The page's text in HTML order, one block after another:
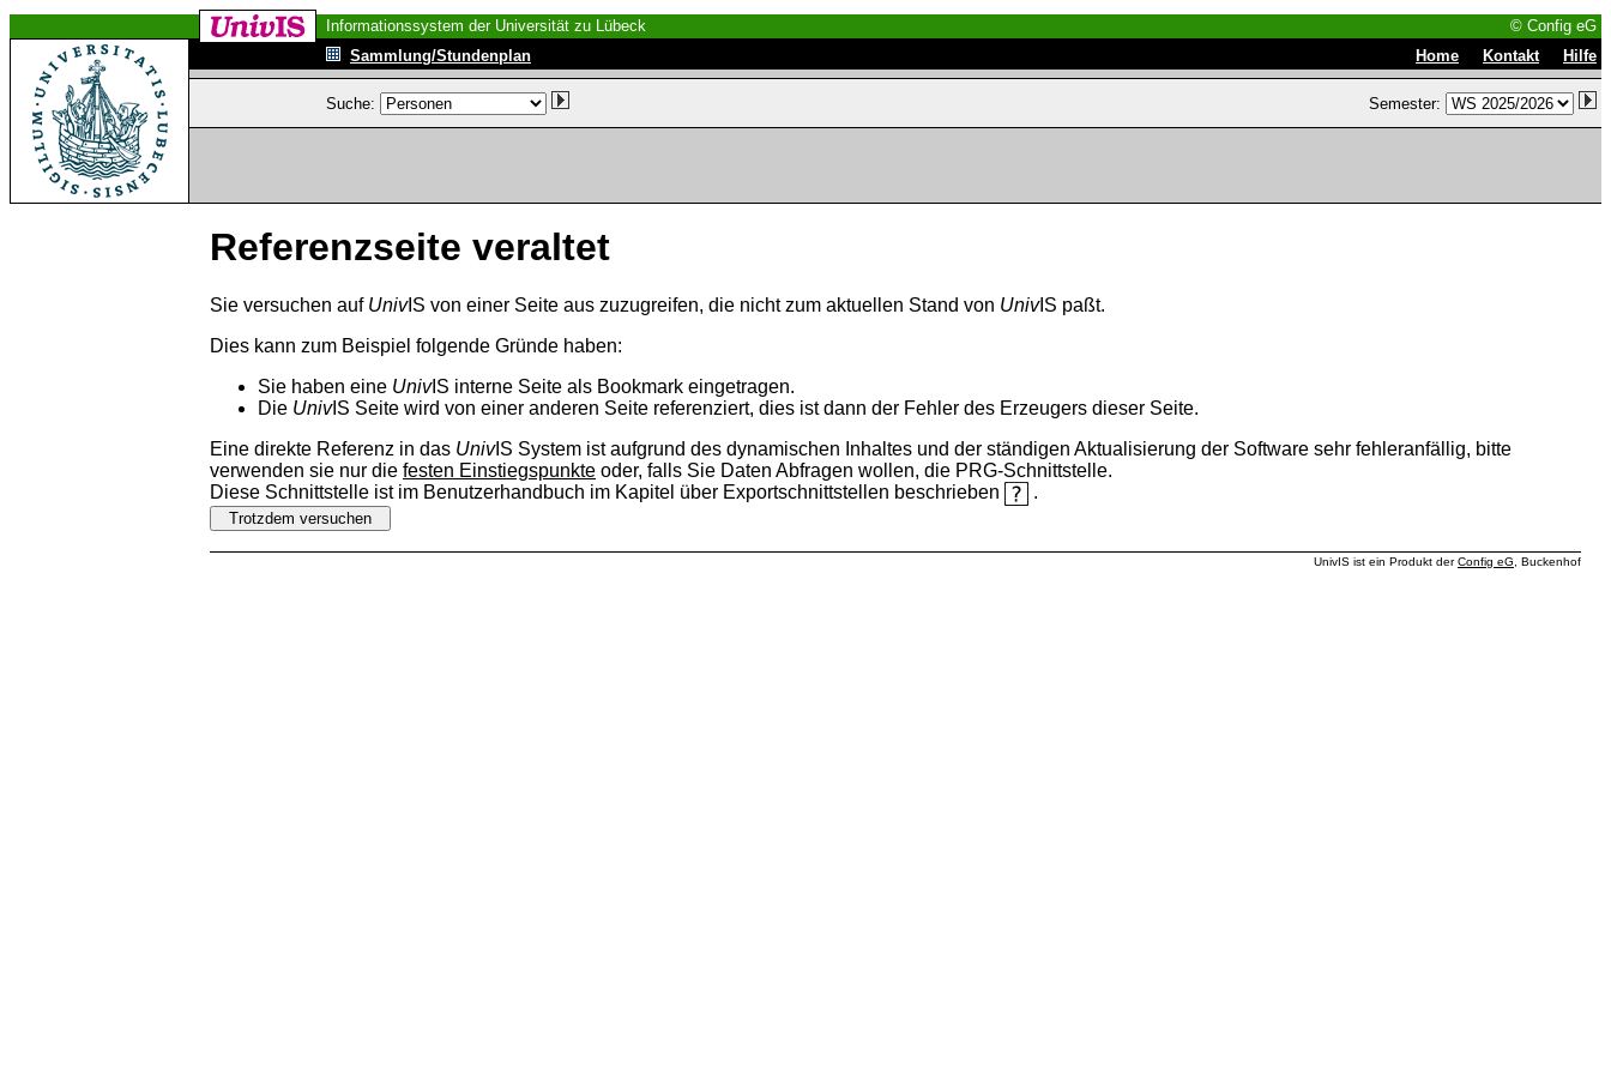
Informationssystem der Universität zu Lübeck
© Config eG
Sammlung/Stundenplan
Home Kontakt Hilfe
Suche: Semester:
Referenzseite veraltet
Sie versuchen auf UnivIS von einer Seite aus zuzugreifen, die nicht zum aktuellen Stand von UnivIS paßt.
Dies kann zum Beispiel folgende Gründe haben:
Sie haben eine UnivIS interne Seite als Bookmark eingetragen.
Die UnivIS Seite wird von einer anderen Seite referenziert, dies ist dann der Fehler des Erzeugers dieser Seite.
Eine direkte Referenz in das UnivIS System ist aufgrund des dynamischen Inhaltes und der ständigen Aktualisierung der Software sehr fehleranfällig, bitte
verwenden sie nur die festen Einstiegspunkte oder, falls Sie Daten Abfragen wollen, die PRG-Schnittstelle.
Diese Schnittstelle ist im Benutzerhandbuch im Kapitel über Exportschnittstellen beschrieben
.
UnivIS ist ein Produkt derConfig eG , Buckenhof